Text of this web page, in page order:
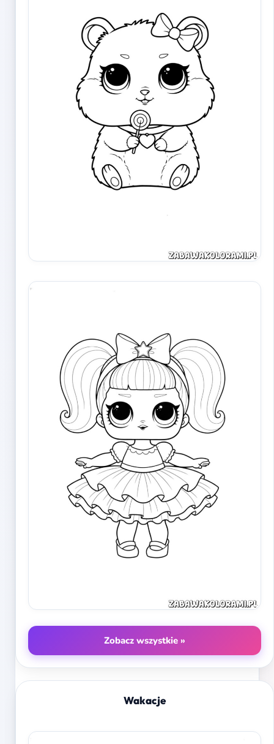
Zobacz wszystkie »
Wakacje